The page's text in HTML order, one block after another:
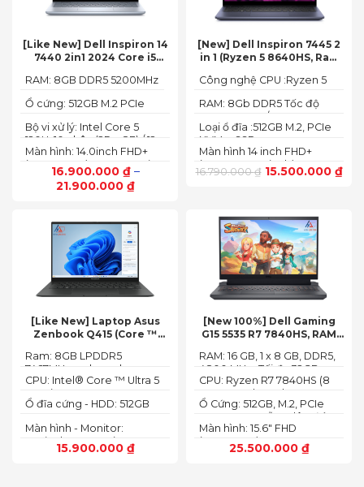
[Like New] Dell Inspiron 14
7440 2in1 2024 Core i5
FHD+
16.900.000 ₫–
21.900.000 ₫
Màn hình: 14.0inch FHD+
(1920 x 1200) 60Hz,250 nits
Bộ vi xử lý: Intel Core 5
120U, 10 nhân (2P + 8E) / 12
luồng
Ổ cứng: 512GB M.2 PCIe
RAM: 8GB DDR5 5200MHz
[New] Dell Inspiron 7445 2
in 1 (Ryzen 5 8640HS, Ram
Radeon,14 FHD+ Touch)
16.790.000₫ 15.500.000 ₫
Màn hình 14 inch FHD+
(1920 x 1200 pixels)
Loại ổ đĩa :512GB M.2, PCIe
NVMe, SSD
RAM: 8Gb DDR5 Tốc độ
BUS :5200MT/s
Công nghệ CPU :Ryzen 5
[Like New] Laptop Asus
Zenbook Q415 (Core ™
512GB, 14.0inch WUXGA
OLED, Win 11)
15.900.000 ₫
Màn hình - Monitor:
14.0inch WUXGA (1920 x
1200) 16:10, OLED, 500 nits,
Ổ đĩa cứng - HDD: 512GB
CPU: Intel® Core ™ Ultra 5
125H (3.60GHz up to
4.50GHz, 18MB Cache)
Ram: 8GB LPDDR5
7467MHz on board
[New 100%] Dell Gaming
G15 5535 R7 7840HS, RAM
8G, 15.6-inch FHD 165Hz
Windows 11 Dark Shadow
Gray
25.500.000 ₫
Màn hình: 15.6" FHD
(1920x1080) 165Hz, 3ms,
sRGB-100%,
Ổ Cứng: 512GB, M.2, PCIe
NVMe, SSD-Hỗ trợ lên đến
4 TB (2 khe SSD)
CPU: Ryzen R7 7840HS (8
Cores, 16 Threads, 24MB
Cache, 3.80 GHz up to 5.1
RAM: 16 GB, 1 x 8 GB, DDR5,
4800 MHz -Tối đa 32GB